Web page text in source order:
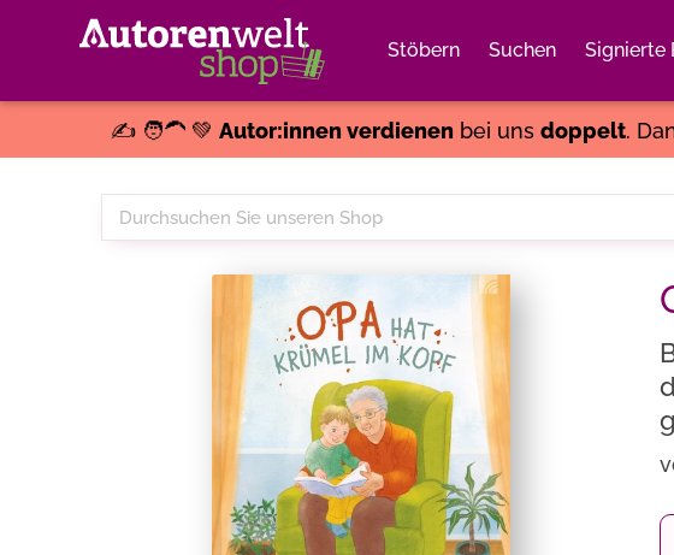
Stöbern Suchen Signierte
✍️ 🧑‍🦱 💚 Autor:innen verdienenbei uns doppelt.
Durchsuchen
Sie